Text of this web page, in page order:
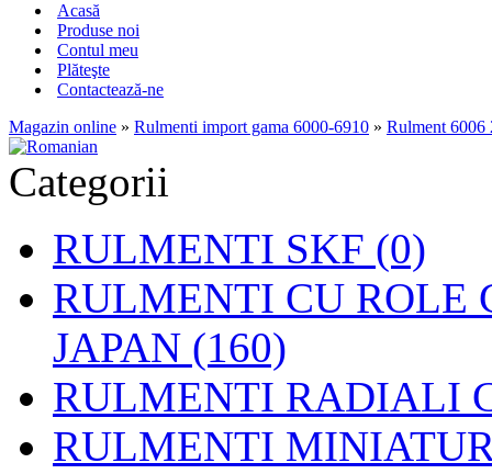
Acasă
Produse noi
Contul meu
Plăteşte
Contactează-ne
Magazin online » Rulmenti import gama 6000-6910 » Rulment 6006
Categorii
RULMENTI SKF (0)
RULMENTI CU ROLE
JAPAN (160)
RULMENTI RADIALI
RULMENTI